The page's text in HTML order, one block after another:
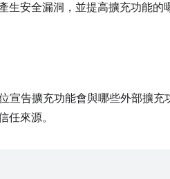
生安全漏洞，並提高擴充功能
宣告擴充功能會與哪些外部擴
任來源。